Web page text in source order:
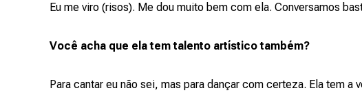
Eu me viro (risos). Me dou muito bem com ela. Conversamos
Você acha que ela tem talento artístico também?
Para cantar eu não sei, mas para dançar com certeza. Ela tem a